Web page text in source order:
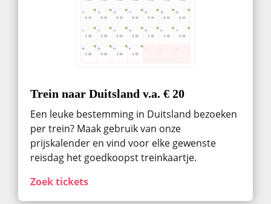
Trein naar Duitsland v.a. € 20
Een leuke bestemming in Duitsland bezoeken
per trein? Maak gebruik van onze
prijskalender en vind voor elke gewenste
reisdag het goedkoopst treinkaartje.
Zoek tickets